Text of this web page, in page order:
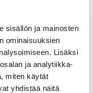
sisällön ja mainosten
ominaisuuksien
Lisäksi
ja analytiikka-
miten käytät
yhdistää näitä
vähentävät
ei tarvitse enää
tavaraa. Työpäivät